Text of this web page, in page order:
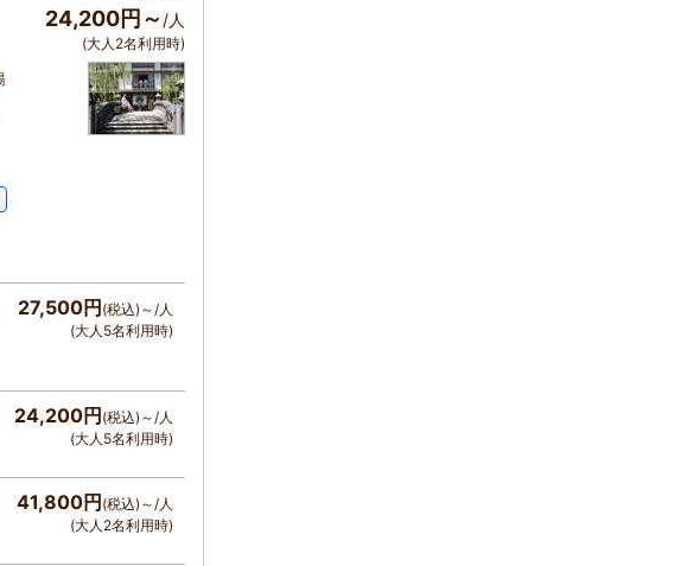
24,200円～ /人
(大人2名利用時)
27,500円 (税込)～/人
(大人5名利用時)
24,200円 (税込)～/人
(大人5名利用時)
41,800円 (税込)～/人
(大人2名利用時)